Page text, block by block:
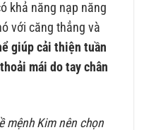
khả năng nạp năng
với căng thẳng và
giúp cải thiện tuần
mái do tay chân
mệnh Kim nên chọn